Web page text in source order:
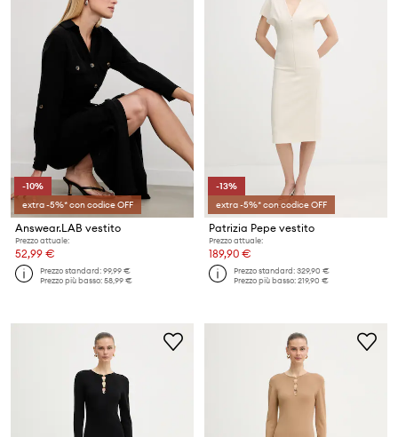
-10%
extra -5%* con codice OFF
Answear.LAB vestito
Prezzo attuale:
52,99 €
Prezzo standard:99,99 €
Prezzo più basso:58,99 €
-13%
extra -5%* con codice OFF
Patrizia Pepe vestito
Prezzo attuale:
189,90 €
Prezzo standard:329,90 €
Prezzo più basso:219,90 €